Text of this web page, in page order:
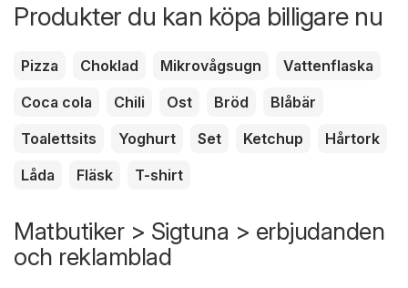
Produkter du kan köpa billigare nu
Pizza Choklad Mikrovågsugn
Vattenflaska
Coca cola
Chili Ost Bröd
Blåbär
Toalettsits
Yoghurt Set Ketchup
Hårtork
Låda
Fläsk T-shirt
Matbutiker > Sigtuna > erbjudanden
och reklamblad